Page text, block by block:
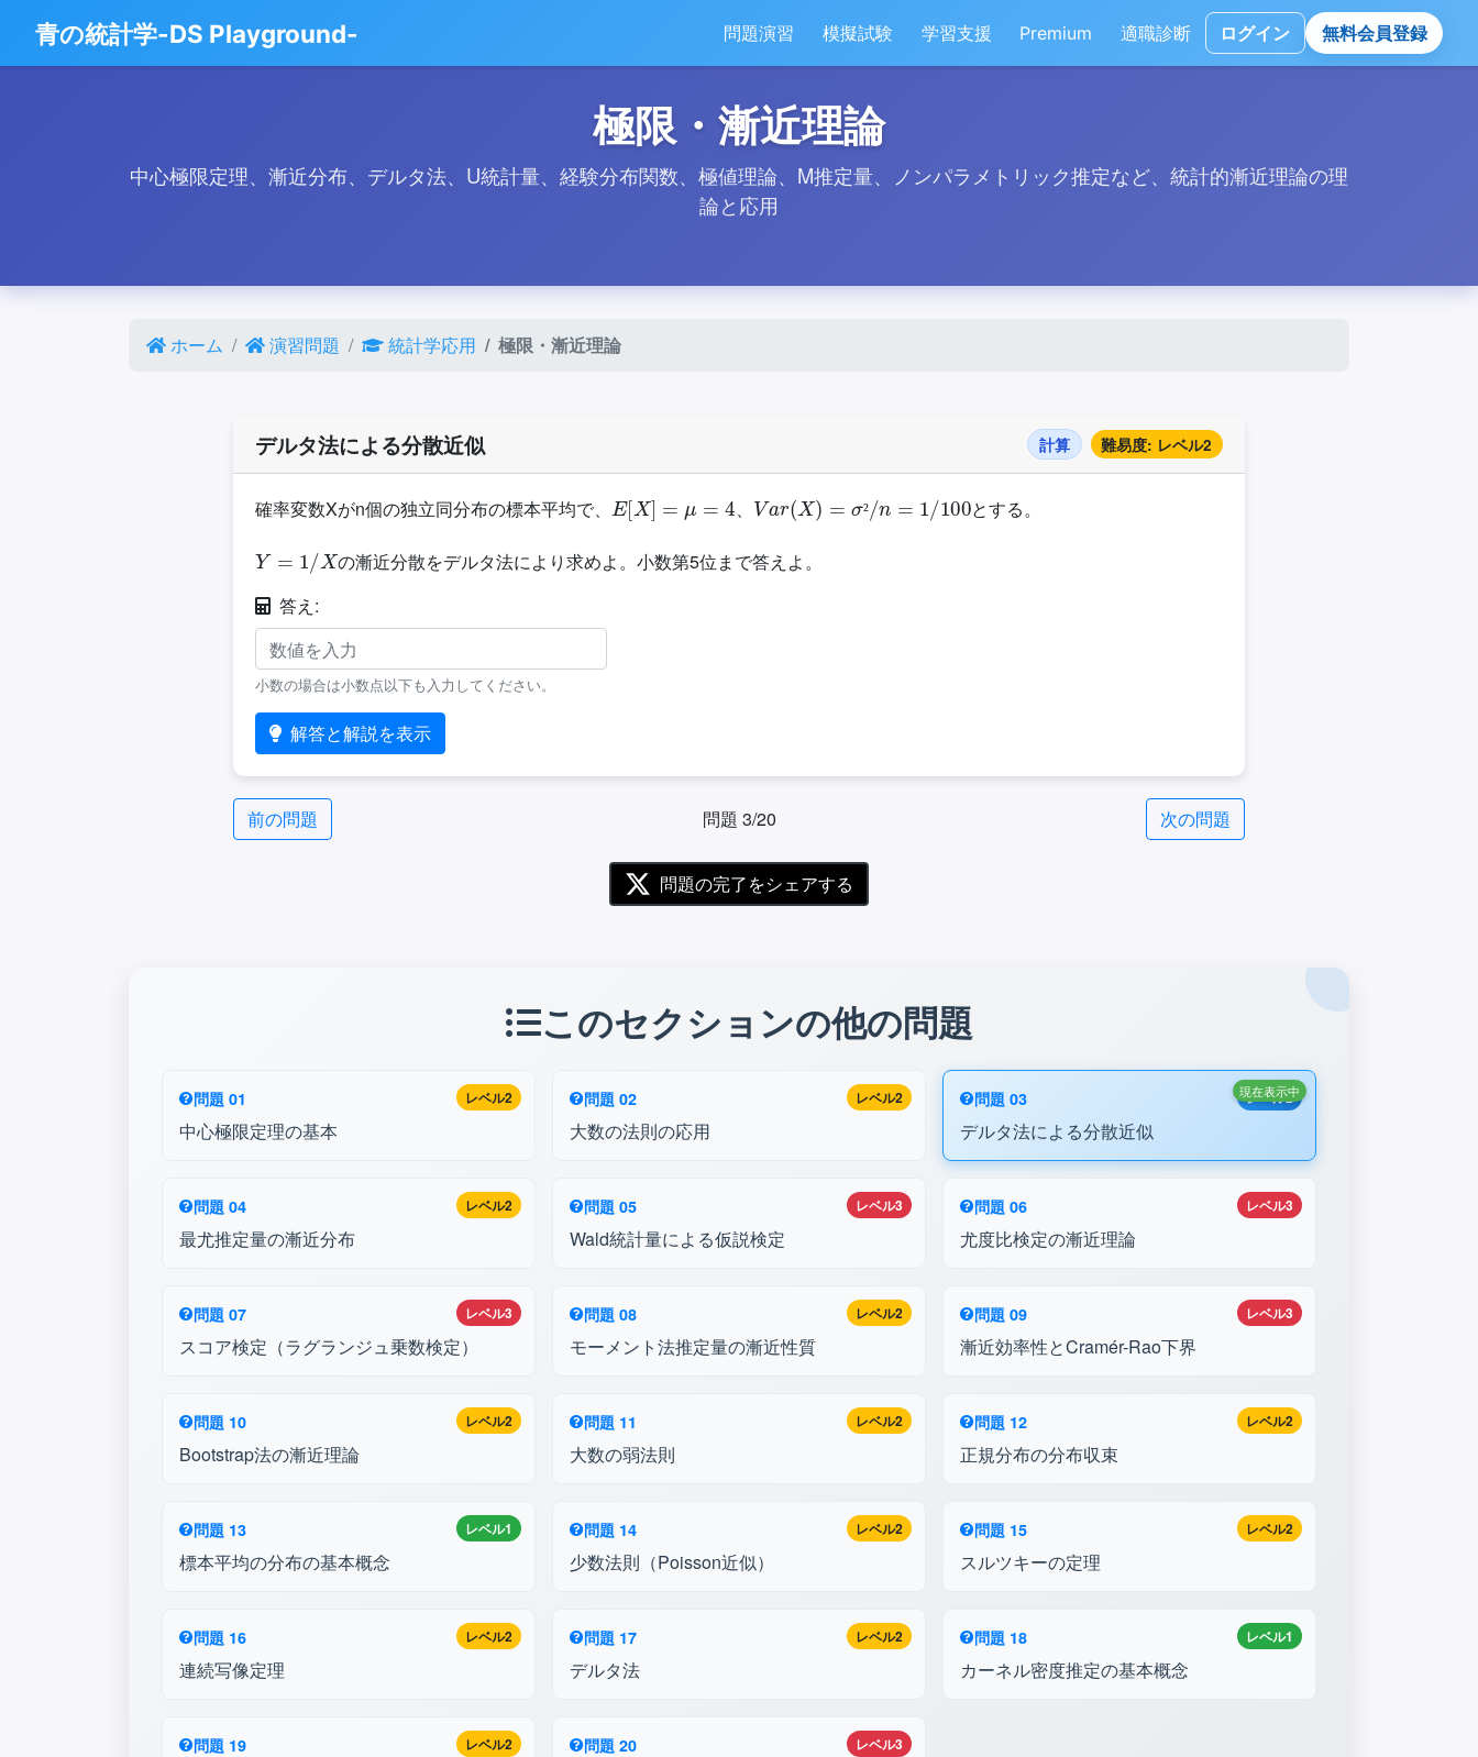
青の統計学-DS Playground- 問題演習 模擬試験 学習支援 Premium 適職診断 ログイン 無料会員登録
極限・漸近理論
中心極限定理、漸近分布、デルタ法、U統計量、経験分布関数、極値理論、M推定量、ノンパラメトリック推定など、統計的漸近理論の理
論と応用
ホーム 演習問題 統計学応用 極限・漸近理論
デルタ法による分散近似 計算 難易度: レベル2
確率変数Xがn個の独立同分布の標本平均で、 、
/
とする。
の漸近分散をデルタ法により求めよ。小数第5位まで答えよ。
答え:
小数の場合は小数点以下も入力してください。
解答と解説を表示
前の問題 問題 3/20 次の問題
問題の完了をシェアする
このセクションの他の問題
レベル2
問題 01
中心極限定理の基本
レベル2
問題 02
大数の法則の応用
レベル2
問題 03
デルタ法による分散近似
現在表示中
レベル2
問題 04
最尤推定量の漸近分布
レベル3
問題 05
Wald統計量による仮説検定
レベル3
問題 06
尤度比検定の漸近理論
レベル3
問題 07
スコア検定（ラグランジュ乗数検定）
レベル2
問題 08
モーメント法推定量の漸近性質
レベル3
問題 09
漸近効率性とCramér-Rao下界
レベル2
問題 10
Bootstrap法の漸近理論
レベル2
問題 11
大数の弱法則
レベル2
問題 12
正規分布の分布収束
レベル1
問題 13
標本平均の分布の基本概念
レベル2
問題 14
少数法則（Poisson近似）
レベル2
問題 15
スルツキーの定理
レベル2
問題 16
連続写像定理
レベル2
問題 17
デルタ法
レベル1
問題 18
カーネル密度推定の基本概念
レベル2
問題 19 レベル3
問題 20